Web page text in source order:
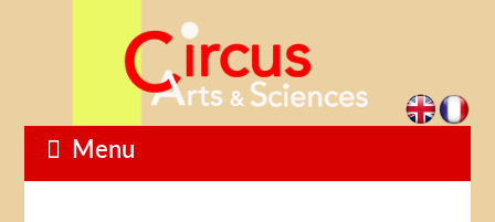
Menu